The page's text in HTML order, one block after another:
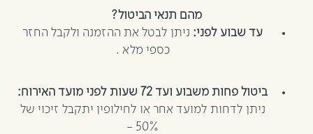
מהם תנאי הביטול?
עד שבוע לפני: ניתן לבטל את ההזמנה ולקבל החזר
כספי מלא .
ביטול פחות משבוע ועד 72 שעות לפני מועד האירוח:
ניתן לדחות למועד אחר או לחילופין יתקבל זיכוי של
50% -